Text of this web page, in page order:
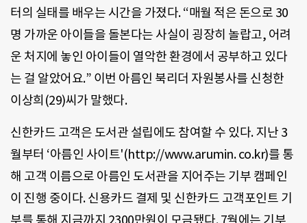
터의 실태를 배우는 시간을 가졌다. “매월 적은 돈으로 30
명 가까운 아이들을 돌본다는 사실이 굉장히 놀랍고, 어려
운 처지에 놓인 아이들이 열악한 환경에서 공부하고 있다
는 걸 알았어요.” 이번 아름인 북리더 자원봉사를 신청한
이상희(29)씨가 말했다.
신한카드 고객은 도서관 설립에도 참여할 수 있다. 지난 3
월부터 ‘아름인 사이트'(http://www.arumin. co.kr)를 통
해 고객 이름으로 아름인 도서관을 지어주는 기부 캠페인
이 진행 중이다. 신용카드 결제 및 신한카드 고객포인트 기
부를 통해 지금까지 2300만원이 모금됐다. 7월에는 기부